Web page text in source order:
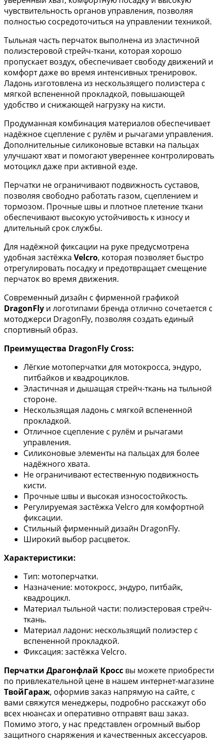
чувствительность органов управления, позволяя
полностью сосредоточиться на управлении техникой.
Тыльная часть перчаток выполнена из эластичной
полиэстеровой стрейч-ткани, которая хорошо
пропускает воздух, обеспечивает свободу движений и
комфорт даже во время интенсивных тренировок.
Ладонь изготовлена из нескользящего полиэстера с
мягкой вспененной прокладкой, повышающей
удобство и снижающей нагрузку на кисти.
Продуманная комбинация материалов обеспечивает
надёжное сцепление с рулём и рычагами управления.
Дополнительные силиконовые вставки на пальцах
улучшают хват и помогают увереннее контролировать
мотоцикл даже при активной езде.
Перчатки не ограничивают подвижность суставов,
позволяя свободно работать газом, сцеплением и
тормозом. Прочные швы и плотное плетение ткани
обеспечивают высокую устойчивость к износу и
длительный срок службы.
Для надёжной фиксации на руке предусмотрена
удобная застёжка Velcro, которая позволяет быстро
отрегулировать посадку и предотвращает смещение
перчаток во время движения.
Современный дизайн с фирменной графикой
DragonFly и логотипами бренда отлично сочетается с
мотоджерси DragonFly, позволяя создать единый
спортивный образ.
Преимущества DragonFly Cross:
Лёгкие мотоперчатки для мотокросса, эндуро,
питбайков и квадроциклов.
Эластичная и дышащая стрейч-ткань на тыльной
стороне.
Нескользящая ладонь с мягкой вспененной
прокладкой.
Отличное сцепление с рулём и рычагами
управления.
Силиконовые элементы на пальцах для более
надёжного хвата.
Не ограничивают естественную подвижность
кисти.
Прочные швы и высокая износостойкость.
Регулируемая застёжка Velcro для комфортной
фиксации.
Стильный фирменный дизайн DragonFly.
Широкий выбор расцветок.
Характеристики:
Тип: мотоперчатки.
Назначение: мотокросс, эндуро, питбайк,
квадроцикл.
Материал тыльной части: полиэстеровая стрейч-
ткань.
Материал ладони: нескользящий полиэстер с
вспененной прокладкой.
Фиксация: застёжка Velcro.
Перчатки Драгонфлай Кросс вы можете приобрести
по привлекательной цене в нашем интернет-магазине
ТвойГараж, оформив заказ напрямую на сайте, с
вами свяжутся менеджеры, подробно расскажут обо
всех нюансах и оперативно отправят ваш заказ.
Помимо этого, у нас представлен огромный выбор
защитного снаряжения и качественных аксессуаров.